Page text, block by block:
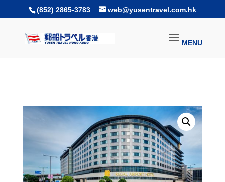
(852) 2865-3783 web@yusentravel.com.hk